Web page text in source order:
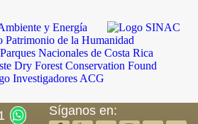
Síganos en: